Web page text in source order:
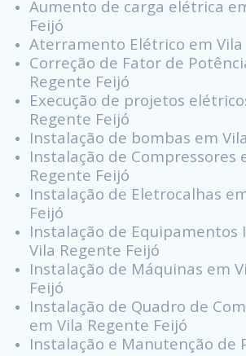
Aumento de carga elétrica
Feijó
Aterramento Elétrico em Vila
Correção de Fator de
Regente Feijó
Execução de projetos
Regente Feijó
Instalação de bombas em
Instalação de Compressores
Regente Feijó
Instalação de Eletrocalhas
Feijó
Instalação de Equipamentos
Vila Regente Feijó
Instalação de Máquinas em
Feijó
Instalação de Quadro de
em Vila Regente Feijó
Instalação e Manutenção de